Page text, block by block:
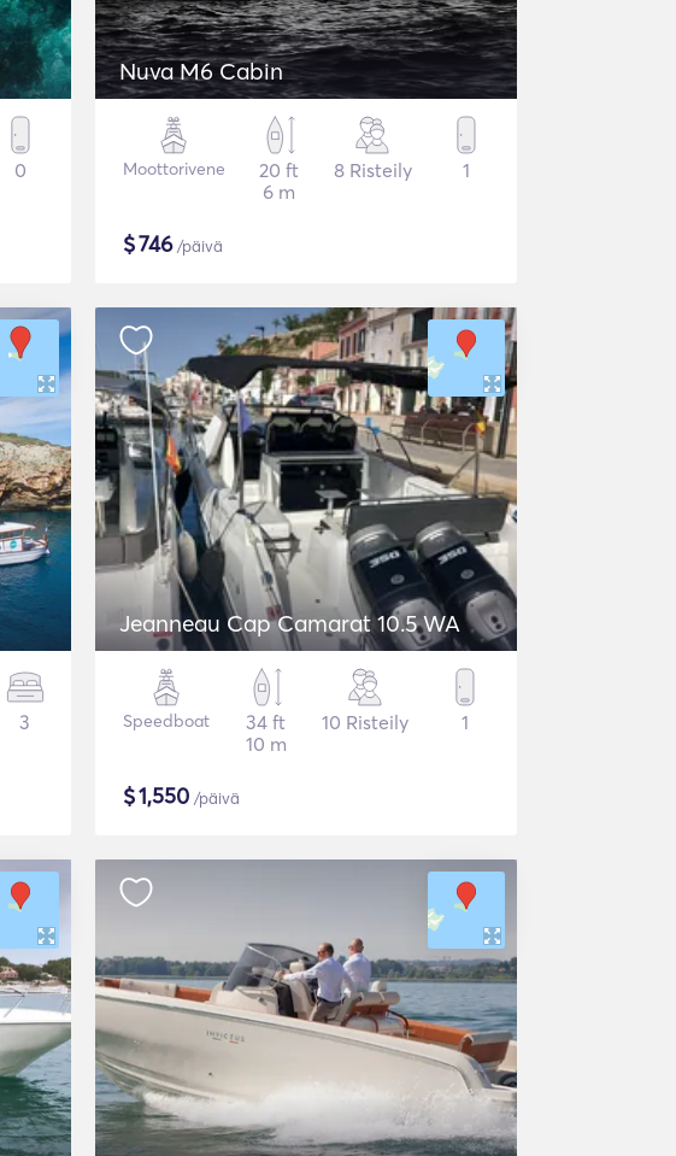
0
Nuva M6 Cabin
Moottorivene
20 ft
6 m
8 Risteily 1
$746/päivä
3
Jeanneau Cap Camarat 10.5 WA
Speedboat
34 ft
10 m
10 Risteily 1
$1,550 /päivä